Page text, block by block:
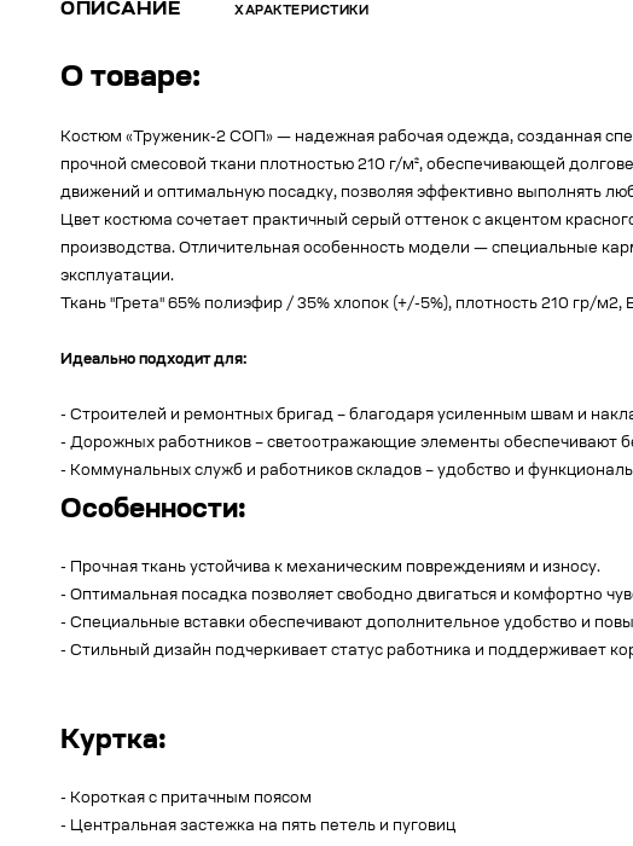
ОПИСАНИЕ ХАРАКТЕРИСТИКИ
О товаре:
Костюм «Труженик-2 СОП» — надежная рабочая одежда, созданная
прочной смесовой ткани плотностью 210 г/м², обеспечивающей
движений и оптимальную посадку, позволяя эффективно выполнять
Цвет костюма сочетает практичный серый оттенок с акцентом
производства. Отличительная особенность модели — специальные
эксплуатации.
Ткань "Грета" 65% полиэфир / 35% хлопок (+/-5%), плотность 210 гр/м2,
Идеально подходит для:
- Строителей и ремонтных бригад – благодаря усиленным швам и
- Дорожных работников – светоотражающие элементы обеспечивают
- Коммунальных служб и работников складов – удобство и
Особенности:
- Прочная ткань устойчива к механическим повреждениям и износу.
- Оптимальная посадка позволяет свободно двигаться и комфортно
- Специальные вставки обеспечивают дополнительное удобство и
- Стильный дизайн подчеркивает статус работника и поддерживает
Куртка:
- Короткая с притачным поясом
- Центральная застежка на пять петель и пуговиц